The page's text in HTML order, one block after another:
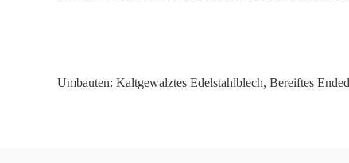
Umbauten: Kaltgewalztes Edelstahlblech, Bereiftes